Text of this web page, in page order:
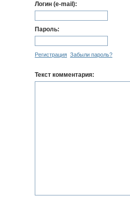
Логин (e-mail):
Пароль:
Регистрация Забыли пароль?
Текст комментария: